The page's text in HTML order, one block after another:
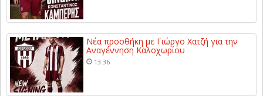
Νέα προσθήκη με Γιώργο Χατζή για την
Αναγέννηση Καλοχωρίου
13:36